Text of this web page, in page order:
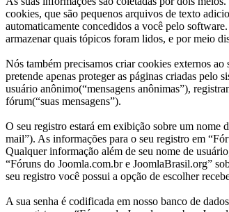
cookies, que são pequenos arquivos de texto
automaticamente concedidos a você pelo
armazenar quais tópicos foram lidos, e por meio
Nós também precisamos criar cookies externos
pretende apenas proteger as páginas criadas pelo
usuário anônimo(“mensagens anônimas”),
fórum(“suas mensagens”).
O seu registro estará em exibição sobre um nome
mail”). As informações para o seu registro em
Qualquer informação além de seu nome de
“Fóruns do Joomla.com.br e JoomlaBrasil.org”
seu registro você possui a opção de escolher
A sua senha é codificada em nosso banco de